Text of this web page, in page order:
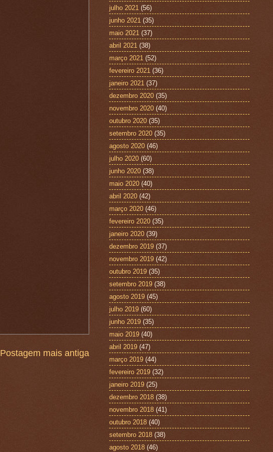
Postagem mais antiga
julho 2021 (56)
junho 2021 (35)
maio 2021 (37)
abril 2021 (38)
março 2021 (52)
fevereiro 2021 (36)
janeiro 2021 (37)
dezembro 2020 (35)
novembro 2020 (40)
outubro 2020 (35)
setembro 2020 (35)
agosto 2020 (46)
julho 2020 (60)
junho 2020 (38)
maio 2020 (40)
abril 2020 (42)
março 2020 (46)
fevereiro 2020 (35)
janeiro 2020 (39)
dezembro 2019 (37)
novembro 2019 (42)
outubro 2019 (35)
setembro 2019 (38)
agosto 2019 (45)
julho 2019 (60)
junho 2019 (35)
maio 2019 (40)
abril 2019 (47)
março 2019 (44)
fevereiro 2019 (32)
janeiro 2019 (25)
dezembro 2018 (38)
novembro 2018 (41)
outubro 2018 (40)
setembro 2018 (38)
agosto 2018 (46)